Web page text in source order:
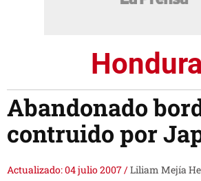
Abandonado
contruido por
Actualizado: 04 julio 2007/Liliam Mejía